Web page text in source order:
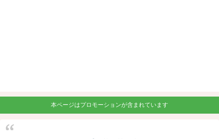
本ページはプロモーションが含まれています